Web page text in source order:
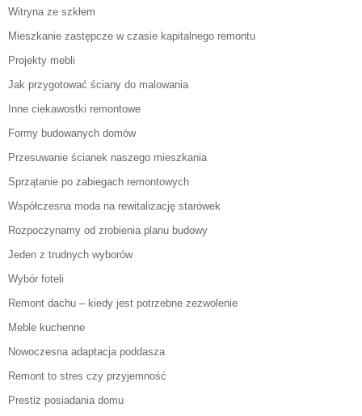
Witryna ze szkłem
Mieszkanie zastępcze w czasie kapitalnego remontu
Projekty mebli
Jak przygotować ściany do malowania
Inne ciekawostki remontowe
Formy budowanych domów
Przesuwanie ścianek naszego mieszkania
Sprzątanie po zabiegach remontowych
Współczesna moda na rewitalizację starówek
Rozpoczynamy od zrobienia planu budowy
Jeden z trudnych wyborów
Wybór foteli
Remont dachu – kiedy jest potrzebne zezwolenie
Meble kuchenne
Nowoczesna adaptacja poddasza
Remont to stres czy przyjemność
Prestiż posiadania domu